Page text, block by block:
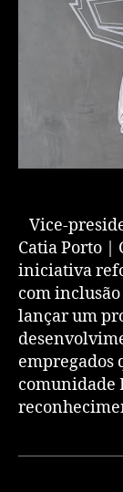
Vice-
Catia Porto |
iniciativa
com
lançar um
empregados
comunidade